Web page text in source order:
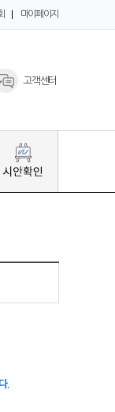
마이페이지
고객센터
.